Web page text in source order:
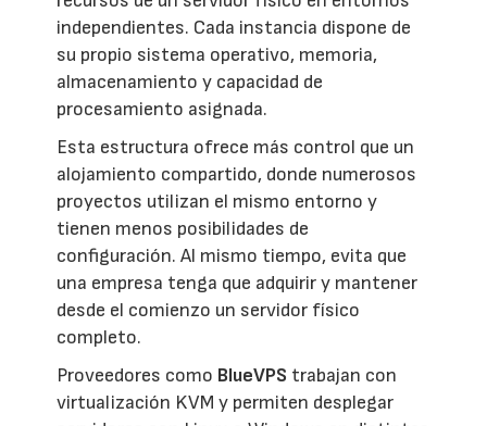
independientes. Cada instancia dispone de
su propio sistema operativo, memoria,
almacenamiento y capacidad de
procesamiento asignada.
Esta estructura ofrece más control que un
alojamiento compartido, donde numerosos
proyectos utilizan el mismo entorno y
tienen menos posibilidades de
configuración. Al mismo tiempo, evita que
una empresa tenga que adquirir y mantener
desde el comienzo un servidor físico
completo.
Proveedores como BlueVPS trabajan con
virtualización KVM y permiten desplegar